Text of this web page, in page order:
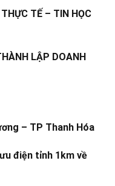
TẾ – TIN HỌC
LẬP DOANH
– TP Thanh Hóa
điện tỉnh 1km về